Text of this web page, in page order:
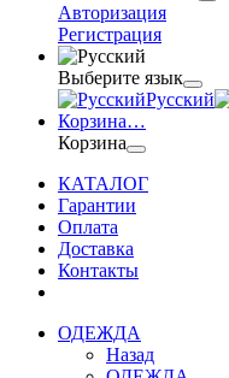
Авторизация
Регистрация
Выберите язык
Русский
Корзина…
Корзина
КАТАЛОГ
Гарантии
Оплата
Доставка
Контакты
ОДЕЖДА
Назад